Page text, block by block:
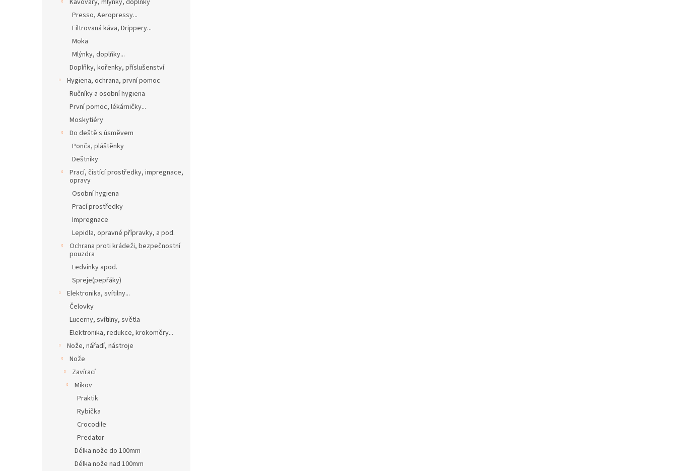
Kávovary, mlýnky, doplňky
Presso, Aeropressy...
Filtrovaná káva, Drippery...
Moka
Mlýnky, doplňky...
Doplňky, kořenky, příslušenství
Hygiena, ochrana, první pomoc
Ručníky a osobní hygiena
První pomoc, lékárničky...
Moskytiéry
Do deště s úsměvem
Ponča, pláštěnky
Deštníky
Prací, čistící prostředky, impregnace,
opravy
Osobní hygiena
Prací prostředky
Impregnace
Lepidla, opravné přípravky, a pod.
Ochrana proti krádeži, bezpečnostní
pouzdra
Ledvinky apod.
Spreje(pepřáky)
Elektronika, svítilny...
Čelovky
Lucerny, svítilny, světla
Elektronika, redukce, krokoměry...
Nože, nářadí, nástroje
Nože
Zavírací
Mikov
Praktik
Rybička
Crocodile
Predator
Délka nože do 100mm
Délka nože nad 100mm